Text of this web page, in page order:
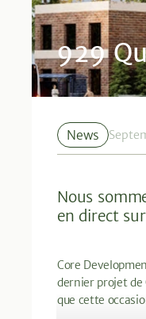
929
News
Nous
en direct
Core
dernier projet de
que cette